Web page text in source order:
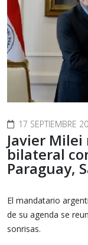
17 SEPTIEMBRE
Javier
bilateral
Paraguay,
El mandatario
de su agenda se
sonrisas.